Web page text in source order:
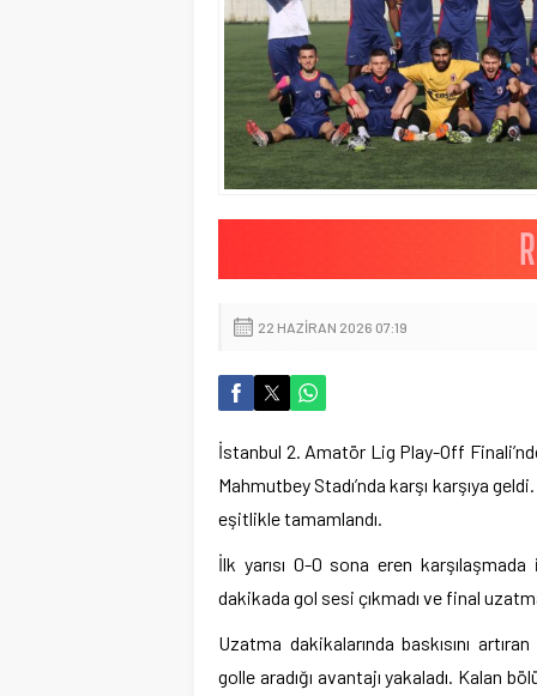
22 HAZIRAN 2026 07:19
İstanbul 2. Amatör Lig Play-Off
Mahmutbey Stadı’nda karşı karşıya
eşitlikle tamamlandı.
İlk yarısı 0-0 sona eren
dakikada gol sesi çıkmadı ve final
Uzatma dakikalarında baskısını
golle aradığı avantajı yakaladı. Kalan